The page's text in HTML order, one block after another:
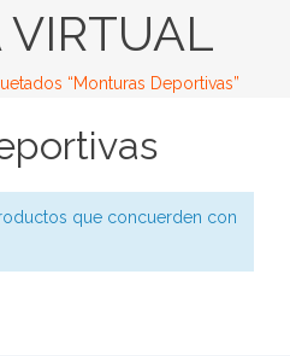
“Monturas Deportivas”
que concuerden con